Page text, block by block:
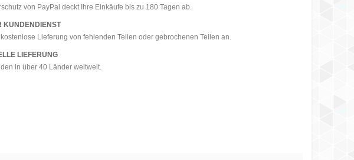
von PayPal deckt Ihre Einkäufe bis zu 180 Tagen ab.
KUNDENDIENST
Lieferung von fehlenden Teilen oder gebrochenen Teilen an.
LIEFERUNG
in über 40 Länder weltweit.